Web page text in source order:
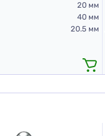
20 мм
40 мм
20.5 мм